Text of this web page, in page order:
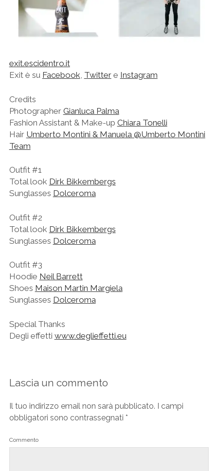
exit.escidentro.it
Exit è su Facebook, Twittere Instagram
Credits
Photographer Gianluca Palma
Fashion Assistant & Make-up Chiara Tonelli
Hair Umberto Montini & Manuela @Umberto Montini
Team
Outfit #1
Total look Dirk Bikkembergs
Sunglasses Dolceroma
Outfit #2
Total look Dirk Bikkembergs
Sunglasses Dolceroma
Outfit #3
Hoodie Neil Barrett
Shoes Maison Martin Margiela
Sunglasses Dolceroma
Special Thanks
Degli effetti www.deglieffetti.eu
Lascia un commento
Il tuo indirizzo email non sarà pubblicato.
I campi
obbligatori sono contrassegnati *
Commento